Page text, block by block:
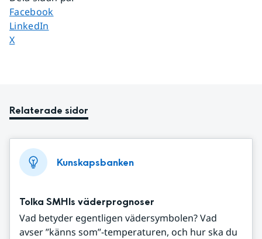
Dela sidan på
Facebook
Dela sidan på
LinkedIn
Dela sidan på
X
Relaterade sidor
Kunskapsbanken
Tolka SMHIs väderprognoser
Vad betyder egentligen vädersymbolen? Vad
avser ”känns som”-temperaturen, och hur ska du